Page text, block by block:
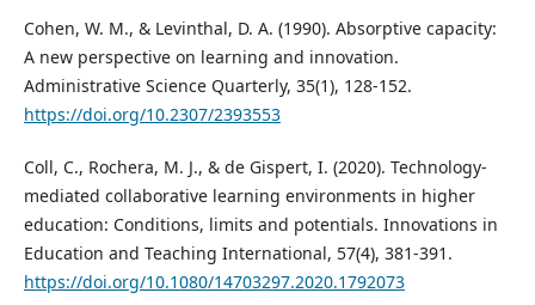
Cohen, W. M., & Levinthal, D. A. (1990). Absorptive capacity:
A new perspective on learning and innovation.
Administrative Science Quarterly, 35(1), 128-152.
https://doi.org/10.2307/2393553
Coll, C., Rochera, M. J., & de Gispert, I. (2020). Technology-
mediated collaborative learning environments in higher
education: Conditions, limits and potentials. Innovations in
Education and Teaching International, 57(4), 381-391.
https://doi.org/10.1080/14703297.2020.1792073